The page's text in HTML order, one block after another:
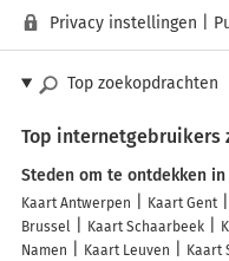
Privacy instellingen
Top zoekopdrachten
Top internetgebruikers
Steden om te ontdekken
Kaart Antwerpen Kaart Gent
Brussel
Kaart Schaarbeek
Namen
Kaart Leuven Kaart